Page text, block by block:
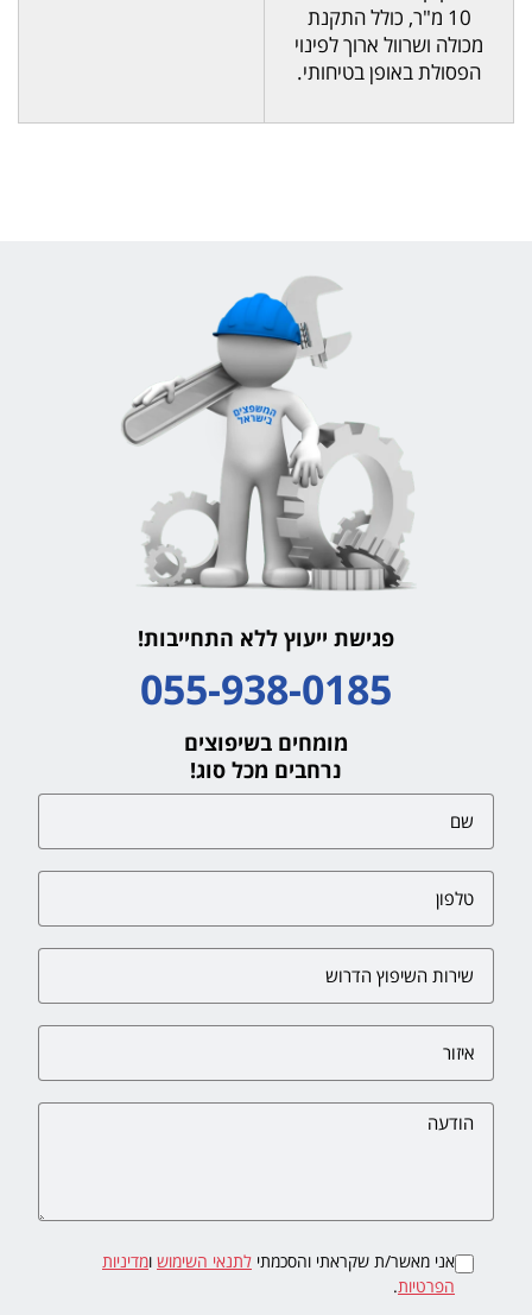
10 מ"ר, כולל התקנת
מכולה ושרוול ארוך לפינוי
הפסולת באופן בטיחותי.
פגישת ייעוץ ללא התחייבות!
055-938-0185
מומחים בשיפוצים
נרחבים מכל סוג!
אני מאשר/ת שקראתי והסכמתי לתנאי השימוש ומדיניות
הפרטיות.